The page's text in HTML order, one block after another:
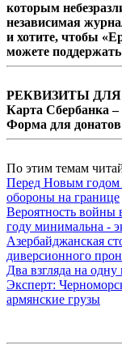
которым
независимая
и хотите, чтобы
можете
РЕКВИЗИТЫ
Карта Сбербанка –
Форма для донатов
По этим темам
Перед Новым годом
обороны на границе
Вероятность войны
году минимальна -
Азербайджанская
диверсионного
Два взгляда на
Эксперт:
армянские грузы